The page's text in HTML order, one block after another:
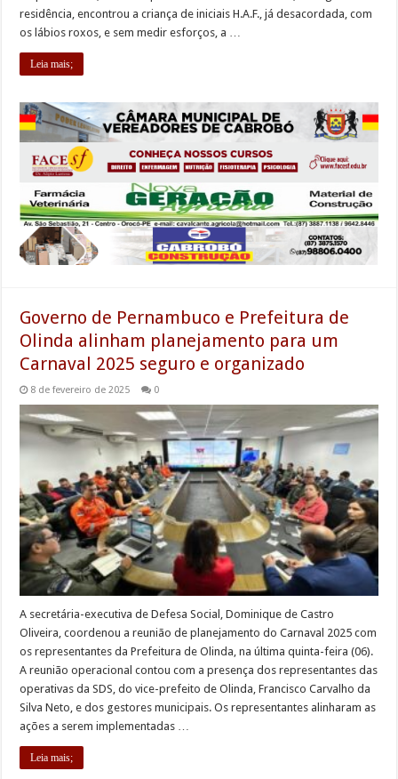
residência, encontrou a criança de iniciais H.A.F., já desacordada, com
os lábios roxos, e sem medir esforços, a …
Leia mais;
Governo de Pernambuco e Prefeitura de
Olinda alinham planejamento para um
Carnaval 2025 seguro e organizado
8 de fevereiro de 2025 0
A secretária-executiva de Defesa Social, Dominique de Castro
Oliveira, coordenou a reunião de planejamento do Carnaval 2025 com
os representantes da Prefeitura de Olinda, na última quinta-feira (06).
A reunião operacional contou com a presença dos representantes das
operativas da SDS, do vice-prefeito de Olinda, Francisco Carvalho da
Silva Neto, e dos gestores municipais. Os representantes alinharam as
ações a serem implementadas …
Leia mais;